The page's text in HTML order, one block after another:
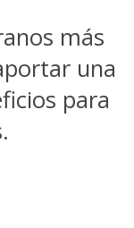
más
una
para